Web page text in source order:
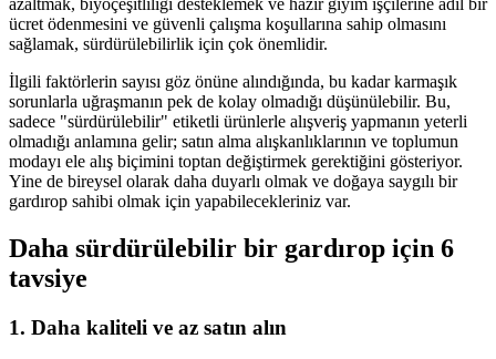
ücret ödenmesini ve güvenli çalışma koşullarına sahip olmasını
sağlamak, sürdürülebilirlik için çok önemlidir.
İlgili faktörlerin sayısı göz önüne alındığında, bu kadar karmaşık
sorunlarla uğraşmanın pek de kolay olmadığı düşünülebilir. Bu,
sadece "sürdürülebilir" etiketli ürünlerle alışveriş yapmanın yeterli
olmadığı anlamına gelir; satın alma alışkanlıklarının ve toplumun
modayı ele alış biçimini toptan değiştirmek gerektiğini gösteriyor.
Yine de bireysel olarak daha duyarlı olmak ve doğaya saygılı bir
gardırop sahibi olmak için yapabilecekleriniz var.
Daha sürdürülebilir bir gardırop için 6
tavsiye
1. Daha kaliteli ve az satın alın